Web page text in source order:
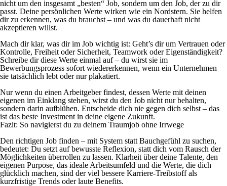
nicht um den insgesamt „besten“ Job, sondern um den Job, der zu dir
passt. Deine persönlichen Werte wirken wie ein Nordstern. Sie helfen
dir zu erkennen, was du brauchst – und was du dauerhaft nicht
akzeptieren willst.
Mach dir klar, was dir im Job wichtig ist: Geht’s dir um Vertrauen oder
Kontrolle, Freiheit oder Sicherheit, Teamwork oder Eigenständigkeit?
Schreibe dir diese Werte einmal auf – du wirst sie im
Bewerbungsprozess sofort wiedererkennen, wenn ein Unternehmen
sie tatsächlich lebt oder nur plakatiert.
Nur wenn du einen Arbeitgeber findest, dessen Werte mit deinen
eigenen im Einklang stehen, wirst du den Job nicht nur behalten,
sondern darin aufblühen. Entscheide dich nie gegen dich selbst – das
ist das beste Investment in deine eigene Zukunft.
Fazit: So navigierst du zu deinem Traumjob ohne Irrwege
Den richtigen Job finden – mit System statt Bauchgefühl zu suchen,
bedeutet: Du setzt auf bewusste Reflexion, statt dich vom Rausch der
Möglichkeiten überrollen zu lassen. Klarheit über deine Talente, den
eigenen Purpose, das ideale Arbeitsumfeld und die Werte, die dich
glücklich machen, sind der viel bessere Karriere-Treibstoff als
kurzfristige Trends oder laute Benefits.